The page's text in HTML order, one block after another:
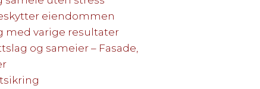
eiendommen
med varige resultater
og sameier – Fasade,